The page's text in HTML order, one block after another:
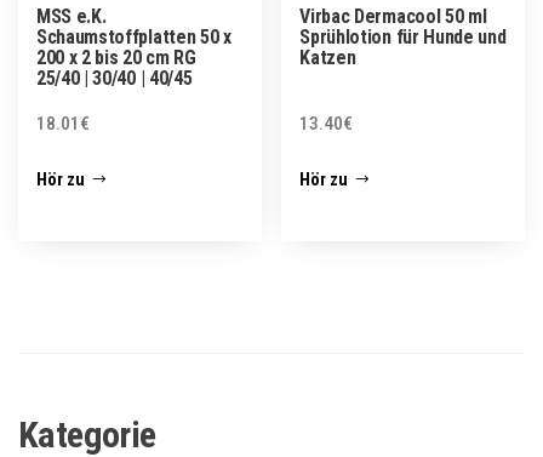
MSS e.K.
Schaumstoffplatten 50 x
200 x 2 bis 20 cm RG
25/40 | 30/40 | 40/45
18.01 €
Hör zu
Virbac Dermacool 50 ml
Sprühlotion für Hunde und
Katzen
13.40€
Hör zu
Kategorie